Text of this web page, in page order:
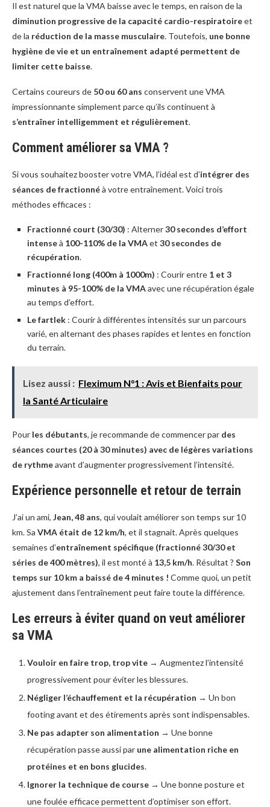
Il est naturel que la VMA baisse avec le temps, en raison de la
diminution progressive de la capacité cardio-respiratoireet
de la réduction de la masse musculaire. Toutefois, une bonne
hygiène de vie et un entraînement adapté permettent de
limiter cette baisse.
Certains coureurs de 50 ou 60 ans conservent une VMA
impressionnante simplement parce qu’ils continuent à
s’entraîner intelligemment et régulièrement.
Comment améliorer sa VMA ?
Si vous souhaitez booster votre VMA, l’idéal est d’intégrer des
séances de fractionnéà votre entraînement. Voici trois
méthodes efficaces :
Fractionné court (30/30) : Alterner30 secondes d’effort
intenseà 100-110% de la VMAet 30 secondes de
récupération.
Fractionné long (400m à 1000m) : Courir entre 1 et 3
minutes à 95-100% de la VMAavec une récupération égale
au temps d’effort.
Le fartlek : Courir à différentes intensités sur un parcours
varié, en alternant des phases rapides et lentes en fonction
du terrain.
Lisez aussi : Fleximum N°1 : Avis et Bienfaits pour
la Santé Articulaire
Pour les débutants, je recommande de commencer par des
séances courtes (20 à 30 minutes) avec de légères variations
de rythmeavant d’augmenter progressivement l’intensité.
Expérience personnelle et retour de terrain
J’ai un ami, Jean, 48 ans, qui voulait améliorer son temps sur 10
km. Sa VMA était de 12 km/h, et il stagnait. Après quelques
semaines d’entraînement spécifique (fractionné 30/30 et
séries de 400 mètres), il est monté à 13,5 km/h. Résultat ? Son
temps sur 10 km a baissé de 4 minutes ! Comme quoi, un petit
ajustement dans l’entraînement peut faire toute la différence.
Les erreurs à éviter quand on veut améliorer
sa VMA
Vouloir en faire trop, trop vite → Augmentez l’intensité
progressivement pour éviter les blessures.
Négliger l’échauffement et la récupération → Un bon
footing avant et des étirements après sont indispensables.
Ne pas adapter son alimentation → Une bonne
récupération passe aussi par une alimentation riche en
protéines et en bons glucides.
Ignorer la technique de course → Une bonne posture et
une foulée efficace permettent d’optimiser son effort.